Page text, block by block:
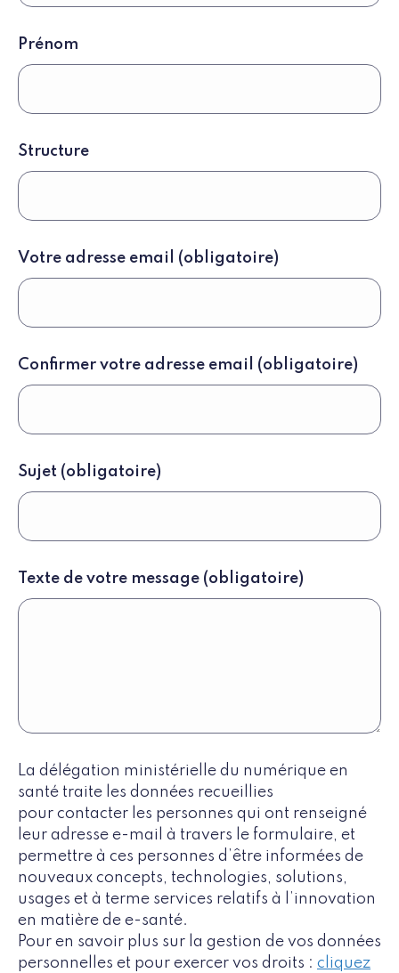
Prénom
Structure
Votre
adresse
Votre adresse email (obligatoire)
Confirmer votre adresse email (obligatoire)
Sujet (obligatoire)
Texte de votre message (obligatoire)
La délégation ministérielle du numérique en
santé traite les données recueillies
pour contacter les personnes qui ont renseigné
leur adresse e-mail à travers le formulaire, et
permettre à ces personnes d’être informées de
nouveaux concepts, technologies, solutions,
usages et à terme services relatifs à l’innovation
en matière de e-santé.
Pour en savoir plus sur la gestion de vos données
personnelles et pour exercer vos droits : cliquez